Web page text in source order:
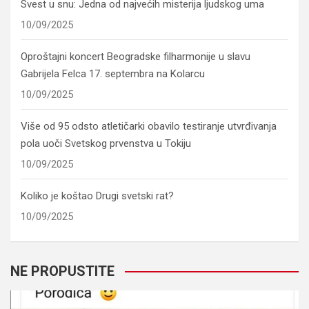
Svest u snu: Jedna od najvećih misterija ljudskog uma
10/09/2025
Oproštajni koncert Beogradske filharmonije u slavu
Gabrijela Felca 17. septembra na Kolarcu
10/09/2025
Više od 95 odsto atletičarki obavilo testiranje utvrđivanja
pola uoči Svetskog prvenstva u Tokiju
10/09/2025
Koliko je koštao Drugi svetski rat?
10/09/2025
NE PROPUSTITE